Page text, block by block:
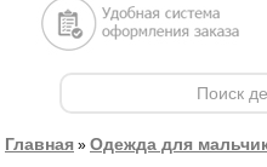
Главная » Одежда для